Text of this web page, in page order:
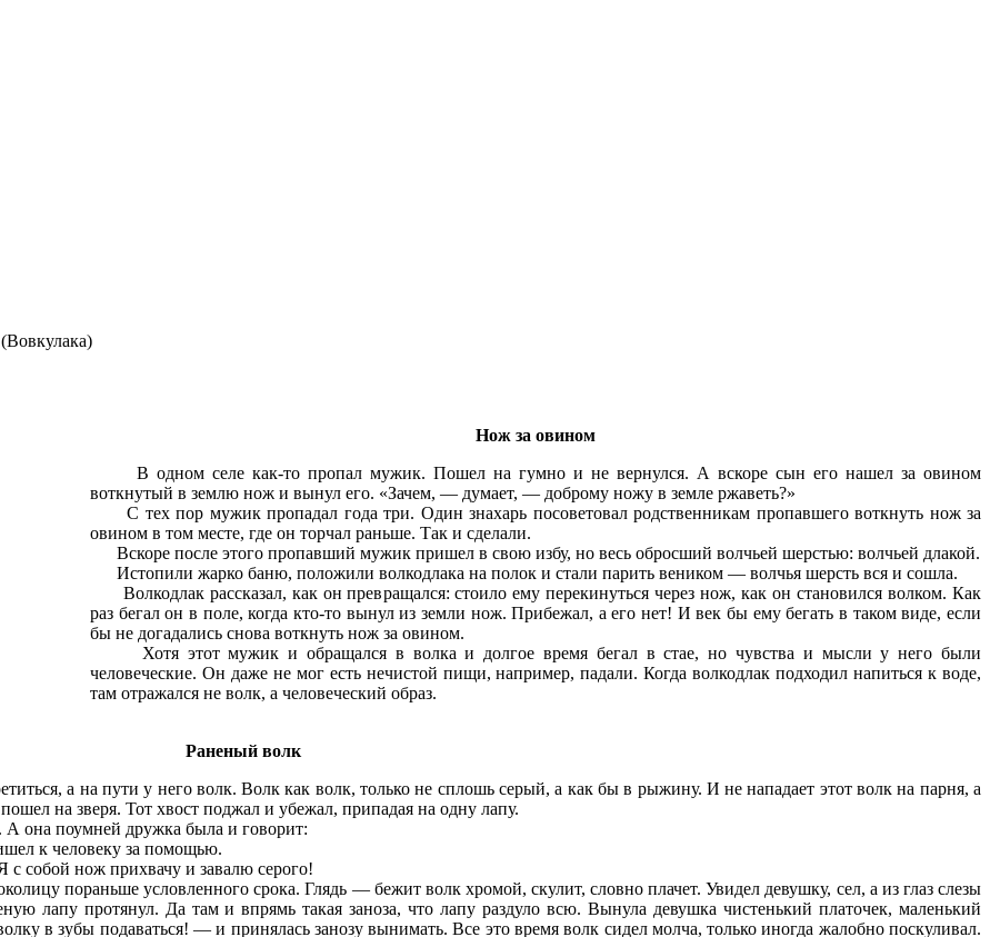
Нож за овином
В одном селе как-то пропал мужик. Пошел на гумно и не вернулся. А вскоре сын его нашел за овином
воткнутый в землю нож и вынул его. «Зачем, — думает, — доброму ножу в земле ржаветь?»
С тех пор мужик пропадал года три. Один знахарь посоветовал родственникам пропавшего воткнуть нож за
овином в том месте, где он торчал раньше. Так и сделали.
Вскоре после этого пропавший мужик пришел в свою избу, но весь обросший волчьей шерстью: волчьей длакой.
Истопили жарко баню, положили волкодлака на полок и стали парить веником — волчья шерсть вся и сошла.
Волкодлак рассказал, как он превращался: стоило ему перекинуться через нож, как он становился волком. Как
раз бегал он в поле, когда кто-то вынул из земли нож. Прибежал, а его нет! И век бы ему бегать в таком виде, если
бы не догадались снова воткнуть нож за овином.
Хотя этот мужик и обращался в волка и долгое время бегал в стае, но чувства и мысли у него были
человеческие. Он даже не мог есть нечистой пищи, например, падали. Когда волкодлак подходил напиться к воде,
там отражался не волк, а человеческий образ.
Раненый волк
а на пути у него волк. Волк как волк, только не сплошь серый, а как бы в рыжину. И не нападает этот волк на парня, а
на зверя. Тот хвост поджал и убежал, припадая на одну лапу.
А она поумней дружка была и говорит:
к человеку за помощью.
собой нож прихвачу и завалю серого!
пораньше условленного срока. Глядь — бежит волк хромой, скулит, словно плачет. Увидел девушку, сел, а из глаз слезы
лапу протянул. Да там и впрямь такая заноза, что лапу раздуло всю. Вынула девушка чистенький платочек, маленький
в зубы подаваться! — и принялась занозу вынимать. Все это время волк сидел молча, только иногда жалобно поскуливал.